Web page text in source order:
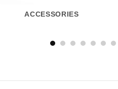
ACCESSORIES